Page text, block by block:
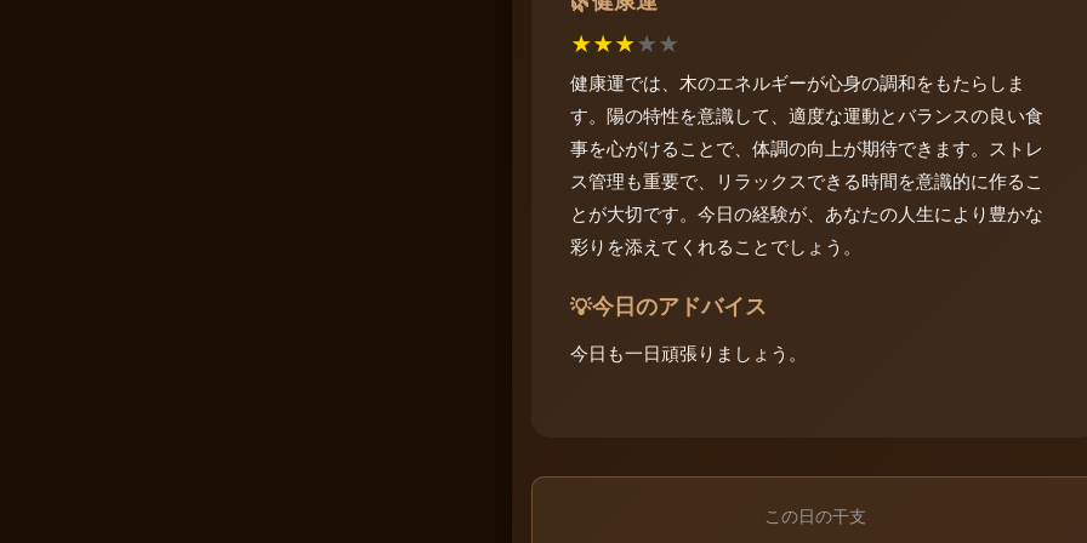
★★★★★
健康運では、木のエネルギーが心身の調和をもたらしま
す。陽の特性を意識して、適度な運動とバランスの良い食
事を心がけることで、体調の向上が期待できます。ストレ
ス管理も重要で、リラックスできる時間を意識的に作るこ
とが大切です。今日の経験が、あなたの人生により豊かな
彩りを添えてくれることでしょう。
💡今日のアドバイス
今日も一日頑張りましょう。
この日の干支